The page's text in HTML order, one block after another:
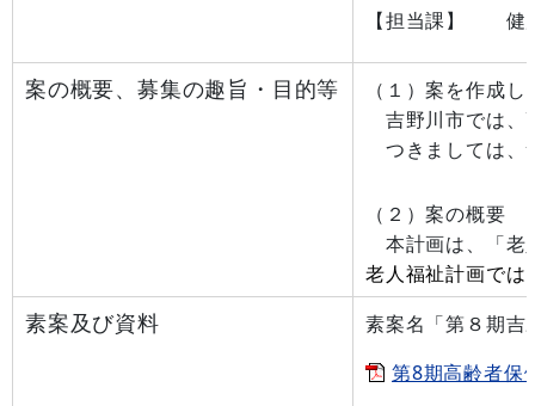
【担当課】 健
案の概要、募集の趣旨・目的等
（１）案を作成
吉野川市では、
つきましては、
（２）案の概要
本計画は、「老
老人福祉計画では
素案及び資料
素案名「第８期吉
第8期高齢者保